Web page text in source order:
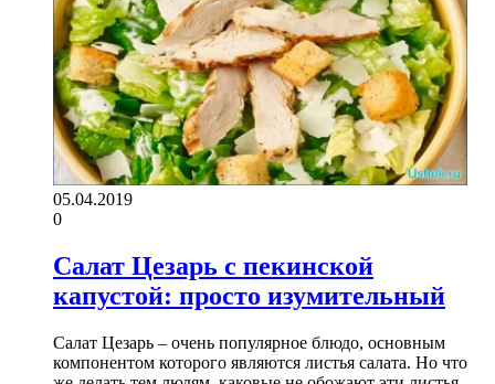
05.04.2019
0
Салат Цезарь с пекинской
капустой: просто изумительный
Салат Цезарь – очень популярное блюдо, основным
компонентом которого являются листья салата. Но что